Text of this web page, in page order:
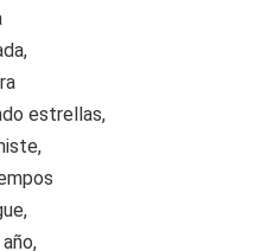
estrellas,